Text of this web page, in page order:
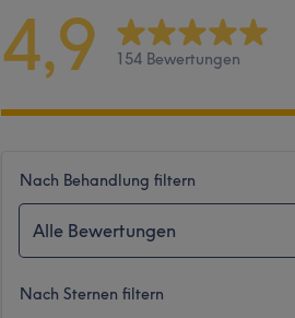
4,9 154 Bewertungen
Nach Behandlung filtern
Alle Bewertungen
Nach Sternen filtern